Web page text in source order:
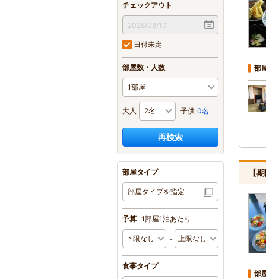
チェックアウト
日付未定
部屋数・人数
大人 子供 0名
再検索
部屋タイプ
部屋タイプを指定
予算 1部屋1泊あたり
～
食事タイプ
部
【
部